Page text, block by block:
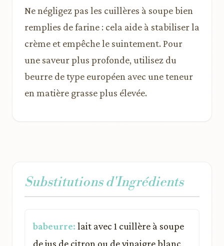
Ne négligez pas les cuillères à soupe bien
remplies de farine : cela aide à stabiliser la
crème et empêche le suintement. Pour
une saveur plus profonde, utilisez du
beurre de type européen avec une teneur
en matière grasse plus élevée.
Substitutions d'Ingrédients
babeurre: lait avec 1 cuillère à soupe
de jus de citron ou de vinaigre blanc